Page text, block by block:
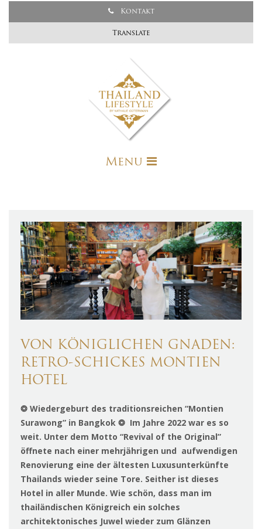
Kontakt
Translate
Menu
VON KÖNIGLICHEN GNADEN:
RETRO-SCHICKES MONTIEN
HOTEL
❂ Wiedergeburt des traditionsreichen “Montien
Surawong” in Bangkok ❂ Im Jahre 2022 war es so
weit. Unter dem Motto “Revival of the Original”
öffnete nach einer mehrjährigen und aufwendigen
Renovierung eine der ältesten Luxusunterkünfte
Thailands wieder seine Tore. Seither ist dieses
Hotel in aller Munde. Wie schön, dass man im
thailändischen Königreich ein solches
architektonisches Juwel wieder zum Glänzen